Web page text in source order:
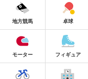
地方競馬 卓球
モーター フィギュア